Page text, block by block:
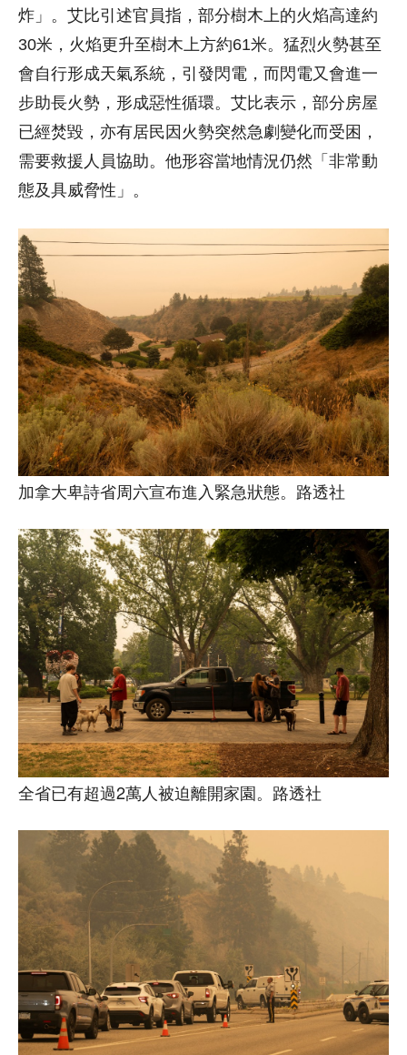
炸」。艾比引述官員指，部分樹木上的火焰高達約
30米，火焰更升至樹木上方約61米。猛烈火勢甚至
會自行形成天氣系統，引發閃電，而閃電又會進一
步助長火勢，形成惡性循環。艾比表示，部分房屋
已經焚毀，亦有居民因火勢突然急劇變化而受困，
需要救援人員協助。他形容當地情況仍然「非常動
態及具威脅性」。
加拿大卑詩省周六宣布進入緊急狀態。路透社
全省已有超過2萬人被迫離開家園。路透社